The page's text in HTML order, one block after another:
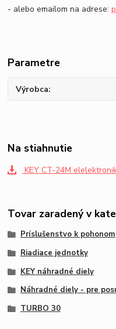
- alebo emailom na adrese:
Parametre
Výrobca
Na stiahnutie
KEY CT-24M
Tovar zaradený v
Príslušenstvo k pohonom
Riadiace jednotky
KEY náhradné diely
Náhradné diely - pre
TURBO 30